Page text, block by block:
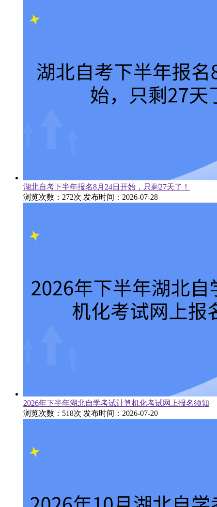
湖北自考下半年报名8月24日开始，只剩27天了！
浏览次数：272次 发布时间：2026-07-28
2026年下半年湖北自学考试计算机化考试网上报名须知
浏览次数：518次 发布时间：2026-07-20